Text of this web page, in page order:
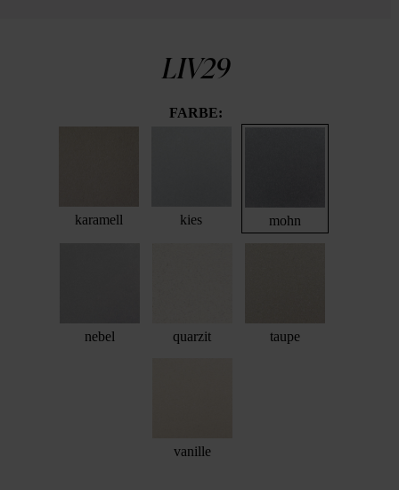
LIV29
FARBE:
karamell kies mohn
nebel quarzit taupe
vanille